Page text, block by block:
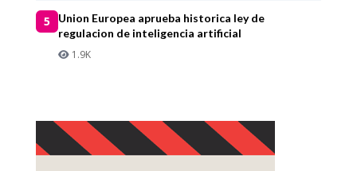
5
Union Europea aprueba historica ley de
regulacion de inteligencia artificial
1.9K